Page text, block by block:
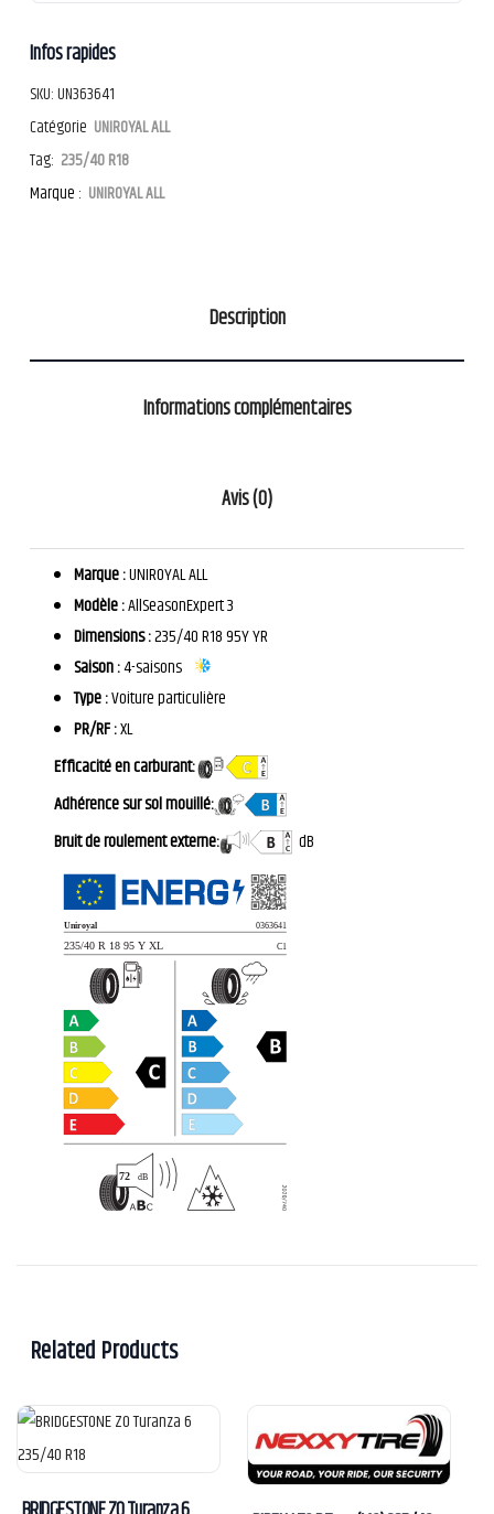
Infos rapides
SKU:UN363641
Catégorie UNIROYAL ALL
Tag: 235/40 R18
Marque : UNIROYAL ALL
Description
Informations complémentaires
Avis (0)
Marque :UNIROYAL ALL
Modèle :AllSeasonExpert 3
Dimensions :235/40 R18 95Y YR
Saison :4-saisons
Type :Voiture particulière
PR/RF :XL
Efficacité en carburant:
Adhérence sur sol mouillé:
Bruit de roulement externe:
dB
Related Products